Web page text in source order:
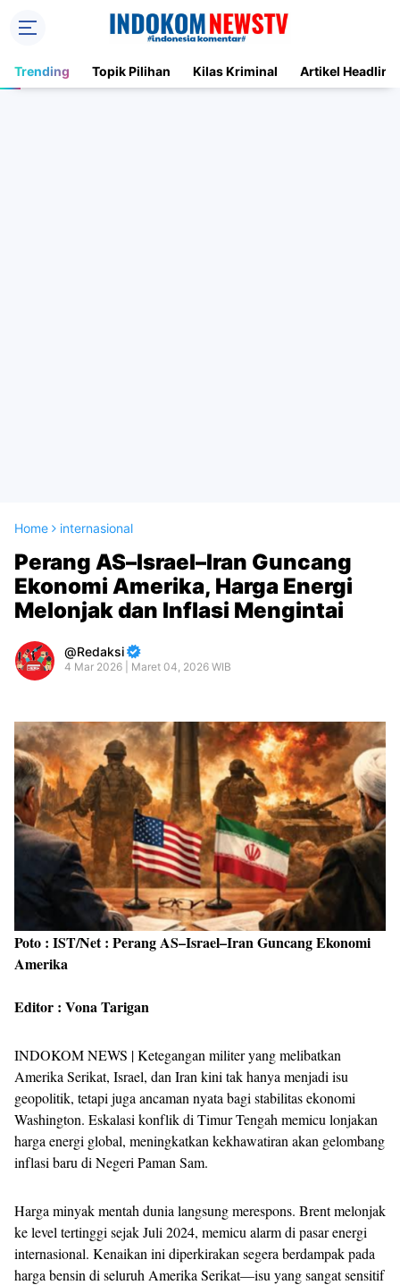
Trending Topik Pilihan Kilas Kriminal Artikel Headline
Home internasional
Perang AS–Israel–Iran Guncang
Ekonomi Amerika, Harga Energi
Melonjak dan Inflasi Mengintai
Redaksi
4 Mar 2026 | Maret 04, 2026 WIB
Poto : IST/Net : Perang AS–Israel–Iran Guncang Ekonomi
Amerika
Editor : Vona Tarigan
INDOKOM NEWS | Ketegangan militer yang melibatkan
Amerika Serikat, Israel, dan Iran kini tak hanya menjadi isu
geopolitik, tetapi juga ancaman nyata bagi stabilitas ekonomi
Washington. Eskalasi konflik di Timur Tengah memicu lonjakan
harga energi global, meningkatkan kekhawatiran akan gelombang
inflasi baru di Negeri Paman Sam.
Harga minyak mentah dunia langsung merespons. Brent melonjak
ke level tertinggi sejak Juli 2024, memicu alarm di pasar energi
internasional. Kenaikan ini diperkirakan segera berdampak pada
harga bensin di seluruh Amerika Serikat—isu yang sangat sensitif